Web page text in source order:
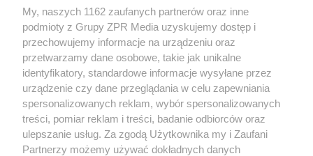
Żaden utwór zamieszczony w serwisie nie może być powielany i
rozpowszechniany lub dalej rozpowszechniany w jakikolwiek sposób
(w tym także elektroniczny lub mechaniczny) na jakimkolwiek polu
eksploatacji w jakiejkolwiek formie, włącznie z umieszczaniem w
Internecie bez pisemnej zgody właściciela praw. Jakiekolwiek użycie
lub wykorzystanie utworów w całości lub w części z naruszeniem
prawa, tzn. bez właściwej zgody, jest zabronione pod groźbą kary i
może być ścigane prawnie.
My, naszych 1162 zaufanych partnerów oraz inne
podmioty z Grupy ZPR Media uzyskujemy dostęp i
przechowujemy informacje na urządzeniu oraz
przetwarzamy dane osobowe, takie jak unikalne
identyfikatory, standardowe informacje wysyłane przez
urządzenie czy dane przeglądania w celu zapewniania
spersonalizowanych reklam, wybór spersonalizowanych
treści, pomiar reklam i treści, badanie odbiorców oraz
ulepszanie usług. Za zgodą Użytkownika my i Zaufani
Partnerzy możemy używać dokładnych danych